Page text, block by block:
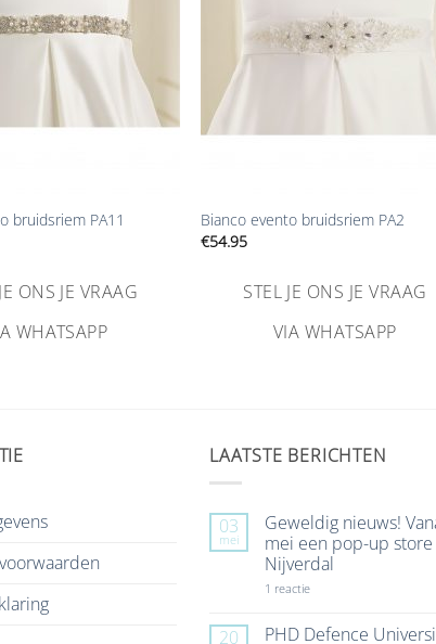
bruidsriem PA11
ONS JE VRAAG
WHATSAPP
Bianco evento bruidsriem PA2
€54.95
STEL JE ONS JE VRAAG
VIA WHATSAPP
LAATSTE BERICHTEN
03
mei
Geweldig nieuws!
mei een pop-up store
Nijverdal
1 reactieop
Vanaf
20 PHD Defence